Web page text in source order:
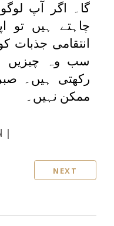
گا۔ اگر آپ
چاہتے ہیں تو
انتقامی جذبات
سب وہ چیزیں
رکھتی ہیں۔
ممکن نہیں۔
NEXT